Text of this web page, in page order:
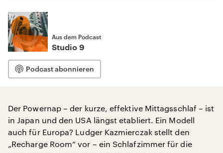
Aus dem Podcast
Studio 9
Podcast abonnieren
Der Powernap – der kurze, effektive Mittagsschlaf – ist
in Japan und den USA längst etabliert. Ein Modell
auch für Europa? Ludger Kazmierczak stellt den
„Recharge Room“ vor – ein Schlafzimmer für die